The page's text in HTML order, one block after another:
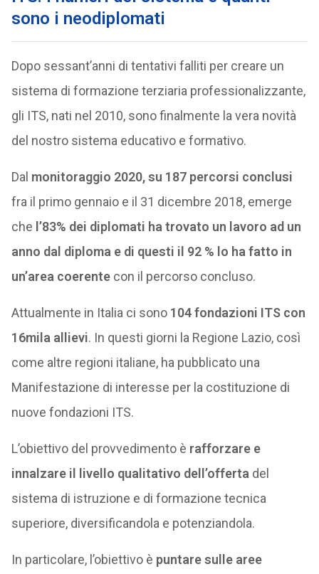
sono i neodiplomati
Dopo sessant’anni di tentativi falliti per creare un
sistema di formazione terziaria professionalizzante,
gli ITS, nati nel 2010, sono finalmente la vera novità
del nostro sistema educativo e formativo.
Dal monitoraggio 2020, su 187 percorsi conclusi
fra il primo gennaio e il 31 dicembre 2018, emerge
che l’83% dei diplomati ha trovato un lavoro ad un
anno dal diploma e di questi il 92 % lo ha fatto in
un’area coerentecon il percorso concluso.
Attualmente in Italia ci sono 104 fondazioni ITS con
16mila allievi. In questi giorni la Regione Lazio, così
come altre regioni italiane, ha pubblicato una
Manifestazione di interesse per la costituzione di
nuove fondazioni ITS.
L’obiettivo del provvedimento è rafforzare e
innalzare il livello qualitativo dell’offerta del
sistema di istruzione e di formazione tecnica
superiore, diversificandola e potenziandola.
In particolare, l’obiettivo è puntare sulle aree